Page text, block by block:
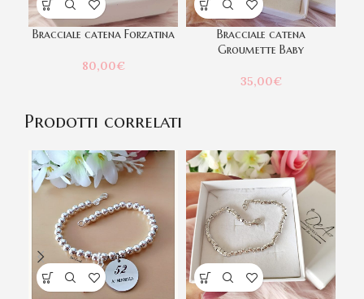
Bracciale catena Forzatina
80,00€
Bracciale catena
Groumette Baby
35,00€
Prodotti correlati